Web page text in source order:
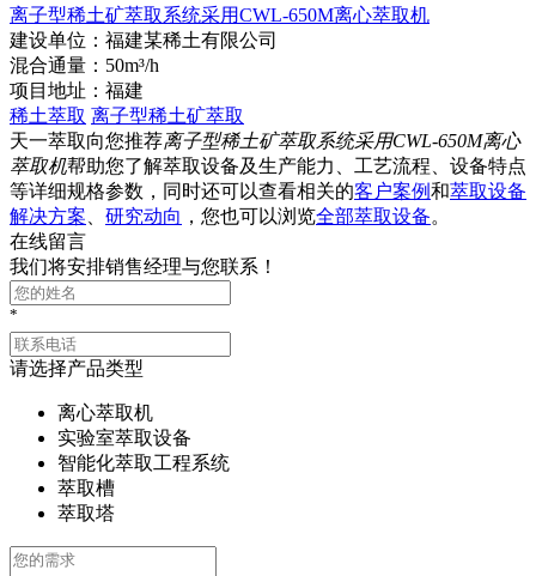
离子型稀土矿萃取系统采用CWL-650M离心萃取机
建设单位： 福建某稀土有限公司
混合通量： 50m³/h
项目地址： 福建
稀土萃取 离子型稀土矿萃取
天一萃取向您推荐离子型稀土矿萃取系统采用CWL-650M离心
萃取机帮助您了解萃取设备及生产能力、工艺流程、设备特点
等详细规格参数，同时还可以查看相关的客户案例和萃取设备
解决方案
研究动向 ，您也可以浏览全部萃取设备。
在线留言
我们将安排销售经理与您联系！
*
请选择产品类型
离心萃取机
实验室萃取设备
智能化萃取工程系统
萃取槽
萃取塔